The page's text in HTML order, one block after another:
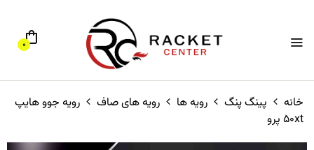
0
خانه پینگ پنگ رویه ها رویه های صاف
رویه جوو هایپ
50xt پرو